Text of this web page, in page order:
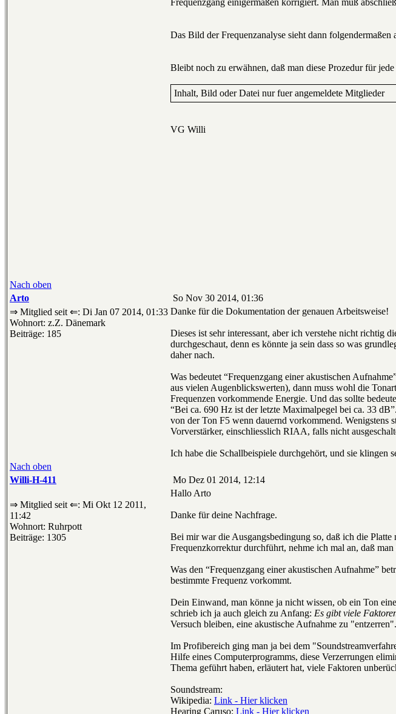
Frequenzgang einigermaßen korrigiert. Man muß
Das Bild der Frequenzanalyse sieht dann folgendermaßen
Bleibt noch zu erwähnen, daß man diese Prozedur für
Inhalt, Bild oder Datei nur fuer angemeldete Mitglieder
VG Willi
Nach oben
Arto
So Nov 30 2014, 01:36
⇒ Mitglied seit ⇐: Di Jan 07 2014, 01:33
Wohnort: z.Z. Dänemark
Beiträge: 185
Danke für die Dokumentation der genauen Arbeitsweise!
Dieses ist sehr interessant, aber ich verstehe nicht richtig
durchgeschaut, denn es könnte ja sein dass so was
daher nach.
Was bedeutet “Frequenzgang einer akustischen
aus vielen Augenblickswerten), dann muss wohl die
Frequenzen vorkommende Energie. Und das sollte
“Bei ca. 690 Hz ist der letzte Maximalpegel bei ca. 33
von der Ton F5 wenn dauernd vorkommend. Wenigstens
Vorverstärker, einschliesslich RIAA, falls nicht
Ich habe die Schallbeispiele durchgehört, und sie klingen
Nach oben
Willi-H-411
Mo Dez 01 2014, 12:14
⇒ Mitglied seit ⇐: Mi Okt 12 2011,
11:42
Wohnort: Ruhrpott
Beiträge: 1305
Hallo Arto
Danke für deine Nachfrage.
Bei mir war die Ausgangsbedingung so, daß ich die
Frequenzkorrektur durchführt, nehme ich mal an, daß
Was den “Frequenzgang einer akustischen Aufnahme”
bestimmte Frequenz vorkommt.
Dein Einwand, man könne ja nicht wissen, ob ein Ton
schrieb ich ja auch gleich zu Anfang: Es gibt viele
Versuch bleiben, eine akustische Aufnahme zu "entzerren".
Im Profibereich ging man ja bei dem
Hilfe eines Computerprogramms, diese Verzerrungen
Thema geführt haben, erläutert hat, viele Faktoren
Soundstream:
Wikipedia: Link - Hier klicken
Hearing Caruso: Link - Hier klicken